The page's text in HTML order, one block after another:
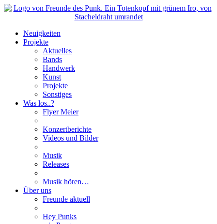
Neuigkeiten
Projekte
Aktuelles
Bands
Handwerk
Kunst
Projekte
Sonstiges
Was los..?
Flyer Meier
Konzertberichte
Videos und Bilder
Musik
Releases
Musik hören…
Über uns
Freunde aktuell
Hey Punks